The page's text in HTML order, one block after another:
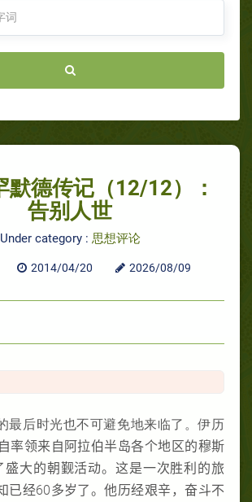
默德传记（12/12）：
告别人世
Under category : 思想评论
2014/04/20 2026/08/09
最后时光也不可避免地来临了。伊历
率领来自阿拉伯半岛各个地区的穆斯
盛大的朝觐活动。这是一次胜利的旅
已经60多岁了。他历经艰辛，奋斗不